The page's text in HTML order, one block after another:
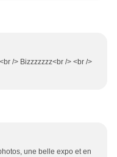
/> Bizzzzzzz<br /> <br />
une belle expo et en